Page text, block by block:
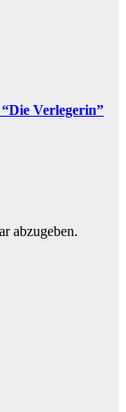
Verlegerin”
abzugeben.